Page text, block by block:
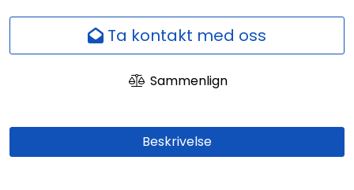
Ta kontakt med oss
Sammenlign
Beskrivelse
Digitale tjenester
Skjermer